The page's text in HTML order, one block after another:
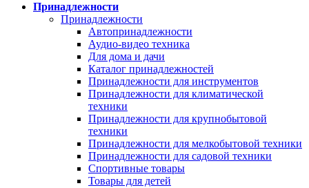
Принадлежности
Принадлежности
Автопринадлежности
Аудио-видео техника
Для дома и дачи
Каталог принадлежностей
Принадлежности для инструментов
Принадлежности для климатической
техники
Принадлежности для крупнобытовой
техники
Принадлежности для мелкобытовой техники
Принадлежности для садовой техники
Спортивные товары
Товары для детей